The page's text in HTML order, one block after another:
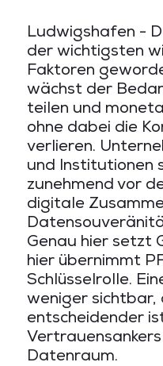
Ludwigshafen -
der wichtigsten
Faktoren
wächst der
teilen und
ohne dabei die
verlieren.
und Institutionen
zunehmend vor
digitale
Genau hier setzt
hier übernimmt
Schlüsselrolle.
weniger sichtbar,
entscheidender
Datenraum.